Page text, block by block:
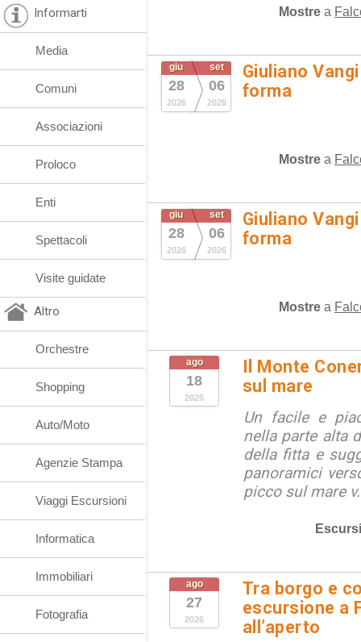
Mostre a
giu
28
2026
set
06
2026
Giuliano
forma
Mostre a
giu
28
2026
set
06
2026
Giuliano
forma
Mostre a
ago
18
2026
Il Monte
sul mare
Un facile e
nella parte alta
della fitta e
panoramici
picco sul mare
ago
27
2026
Tra borgo e
escursione a
all’aperto
Informarti
Media
Comuni
Associazioni
Proloco
Enti
Spettacoli
Visite guidate
Altro
Orchestre
Shopping
Auto/Moto
Agenzie Stampa
Viaggi Escursioni
Informatica
Immobiliari
Fotografia